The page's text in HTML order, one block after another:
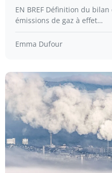
EN BREF Définition du
émissions de gaz à effet…
Emma Dufour